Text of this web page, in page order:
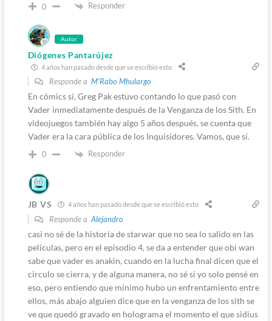
0 Responder
Autor
Diógenes Pantarújez
4 años han pasado desde que se escribió esto
Responde a M'Rabo Mhulargo
En cómics sí, Greg Pak estuvo contando lo que pasó con
Vader inmediatamente después de la Venganza de los Sith. En
videojuegos también hay algo 5 años después, se cuenta que
Vader era la cara pública de los Inquisidores. Vamos, que sí.
0 Responder
JB VS 4 años han pasado desde que se escribió esto
Responde a Alejandro
casi no sé de la historia de starwar que no sea lo salido en las
películas, pero en el episodio 4, se da a entender que obi wan
sabe que vader es anakin, cuando en la lucha final dicen que el
circulo se cierra, y de alguna manera, no sé si yo solo pensé en
eso, pero entiendo que mínimo hubo un enfrentamiento entre
ellos, más abajo alguien dice que en la venganza de los sith se
ve que quedó gravado en holograma el momento el que sidius